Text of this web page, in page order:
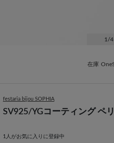
1 /4
在庫
festaria bijou SOPHIA
SV925/YGコーティング ペ
1 人がお気に入りに登録中